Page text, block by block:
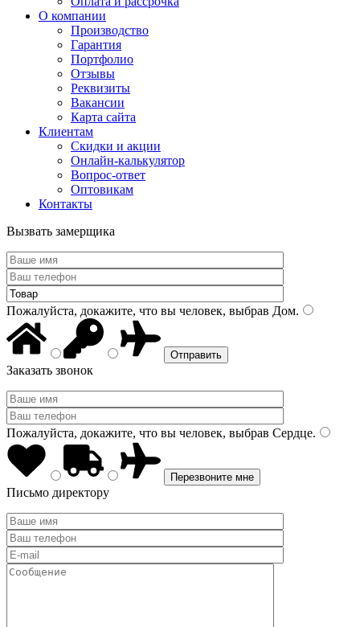
О компании
Производство
Гарантия
Портфолио
Отзывы
Реквизиты
Вакансии
Карта сайта
Клиентам
Скидки и акции
Онлайн-калькулятор
Вопрос-ответ
Оптовикам
Контакты
Вызвать замерщика
Пожалуйста, докажите, что вы человек, выбрав Дом.
Заказать звонок
Пожалуйста, докажите, что вы человек, выбрав Сердце.
Письмо директору